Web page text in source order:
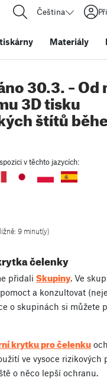
Čeština
Materiály
30.3. – Od
3D tisku
štítů
v těchto jazycích:
9 minut(y)
čelenky
přidali Skupiny. Ve
a konzultovat
o skupinách si můžete
krytku pro čelenku
ve vysoce rizikových
o něco lepší ochranu.